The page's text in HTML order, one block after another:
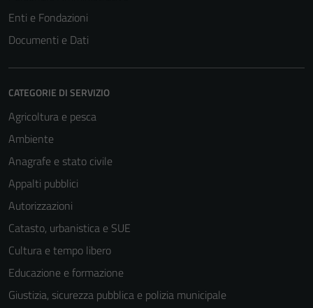
Enti e Fondazioni
Documenti e Dati
CATEGORIE DI SERVIZIO
Agricoltura e pesca
Ambiente
Anagrafe e stato civile
Appalti pubblici
Autorizzazioni
Catasto, urbanistica e SUE
Cultura e tempo libero
Educazione e formazione
Giustizia, sicurezza pubblica e polizia municipale
Tecnici